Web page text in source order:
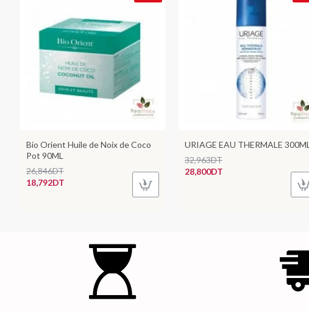
Bio Orient Huile de Noix de Coco
Pot 90ML
18,792DT
26,846DT
URIAGE EAU THERMALE 300ML
28,800DT
32,963DT